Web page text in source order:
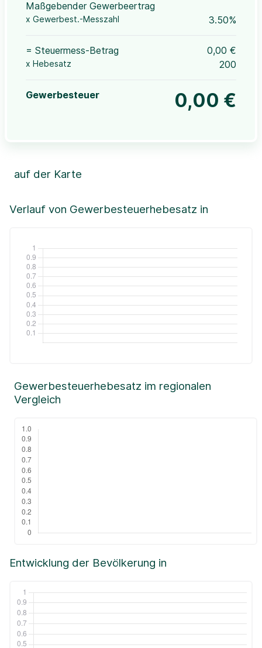
Maßgebender Gewerbeertrag
x Gewerbest.-Messzahl 3.50%
= Steuermess-Betrag 0,00 €
x Hebesatz 200
Gewerbesteuer 0,00 €
Verlauf von Gewerbesteuerhebesatz in
auf der Karte
+
Leaflet|©OpenStreetMap, ©CartoDB,
Entwicklung der Bevölkerung in
Gewerbesteuerhebesatz im regionalen
Vergleich